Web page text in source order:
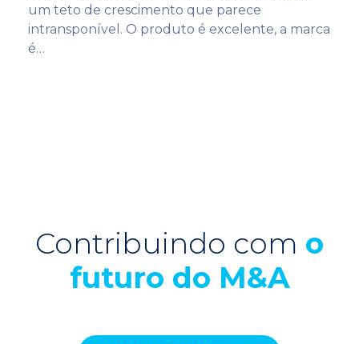
um teto de crescimento que parece
intransponível. O produto é excelente, a marca
é…
Contribuindo com o
futuro do M&A